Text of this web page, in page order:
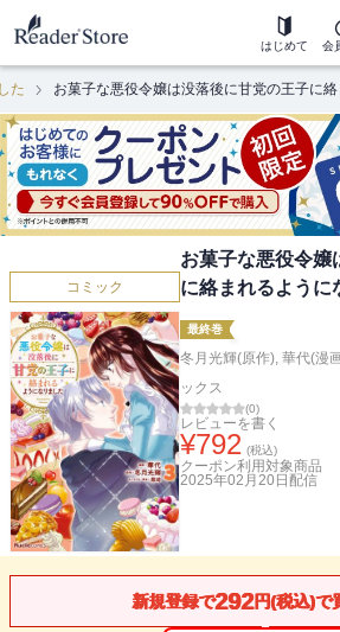
はじめて 会
た お菓子な悪役令嬢は没落後に甘党の王子に
コミック
お菓子な悪役令嬢
に絡まれるように
最終巻
冬月光輝(原作), 華代(漫
ックス
(0)
レビューを書く
¥792 (税込)
クーポン利用対象商品
2025年02月20日 配信
新規登録で292円(税込)で